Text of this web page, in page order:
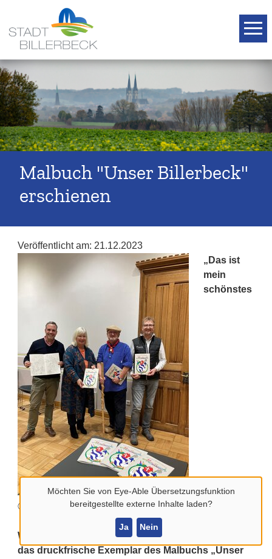
Möchten Sie von Eye-Able Übersetzungsfunktion
bereitgestellte externe Inhalte laden?
Ja Nein
Malbuch "Unser Billerbeck"
erschienen
Veröffentlicht am: 21.12.2023
© Stadt Billerbeck
„Das ist
mein
schönstes
Weihnachtsgeschenk!“ strahlt Stefan Ahler, als er
das druckfrische Exemplar des Malbuchs „Unser